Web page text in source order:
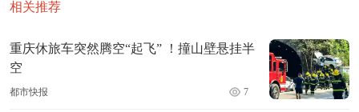
相关推荐
重庆休旅车突然腾空“起飞” ！撞山壁悬挂半
空
都市快报 7